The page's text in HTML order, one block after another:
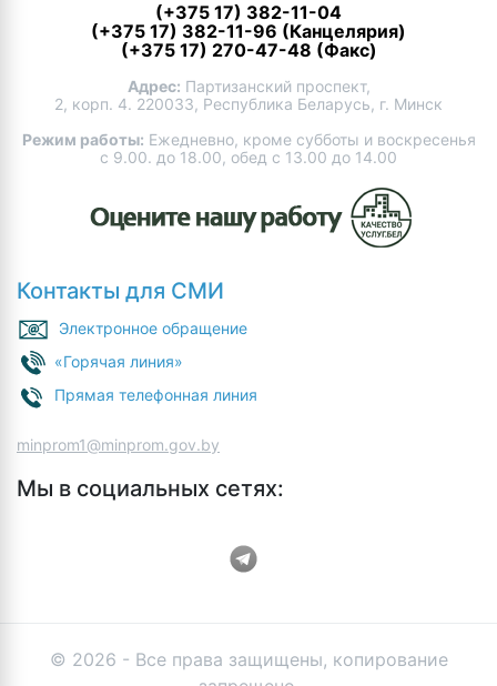
(+375 17) 382-11-04
(+375 17) 382-11-96 (Канцелярия)
(+375 17) 270-47-48 (Факс)
Адрес: Партизанский проспект,
2, корп. 4. 220033, Республика Беларусь, г. Минск
Режим работы: Ежедневно, кроме субботы и воскресенья
с 9.00. до 18.00, обед с 13.00 до 14.00
Контакты для СМИ
Электронное обращение
«Горячая линия»
Прямая телефонная линия
minprom1@minprom.gov.by
Мы в социальных сетях:
© 2026 - Все права защищены, копирование